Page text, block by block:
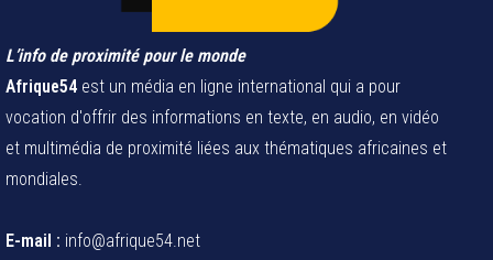
L’info de proximité pour le monde
Afrique54 est un média en ligne international qui a pour
vocation d'offrir des informations en texte, en audio, en vidéo
et multimédia de proximité liées aux thématiques africaines et
mondiales.
E-mail : info@afrique54.net